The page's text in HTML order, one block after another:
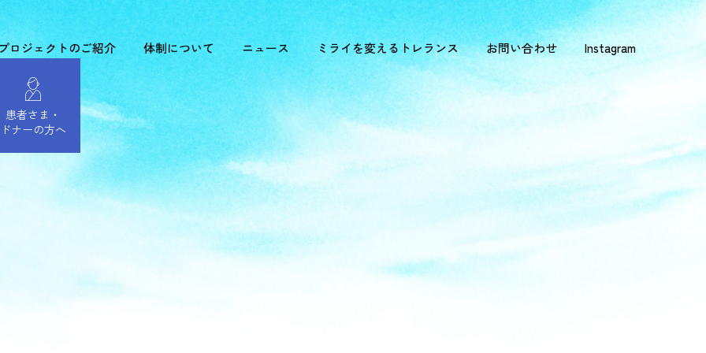
ロジェクトのご紹介 体制について ニュース ミライを変えるトレランス お問い合わせ Instagram
患者さま・
ドナーの方へ